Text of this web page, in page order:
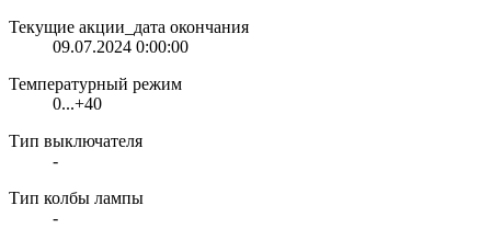
Текущие акции_дата окончания
09.07.2024 0:00:00
Температурный режим
0...+40
Тип выключателя
-
Тип колбы лампы
-